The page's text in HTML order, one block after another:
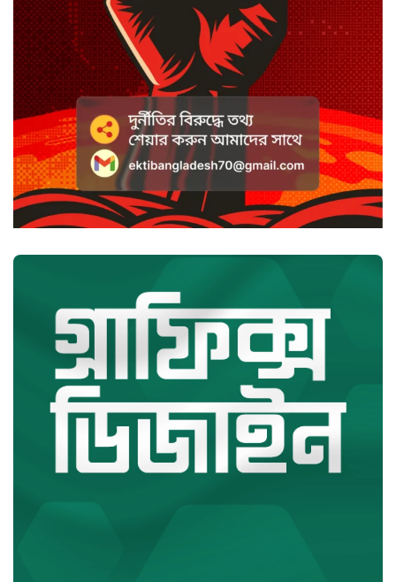
রাজধানীতে চাঁদাবাজির জাল, বাড়ছে
সহিংসতার আতঙ্ক